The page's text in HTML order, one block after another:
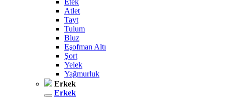
Etek
Atlet
Tayt
Tulum
Bluz
Eşofman Altı
Şort
Yelek
Yağmurluk
Erkek
Erkek